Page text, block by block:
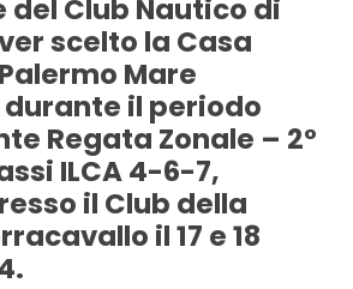
del Club Nautico di
scelto la Casa
Mare
durante il periodo
Regata Zonale – 2°
ILCA 4-6-7,
il Club della
il 17 e 18